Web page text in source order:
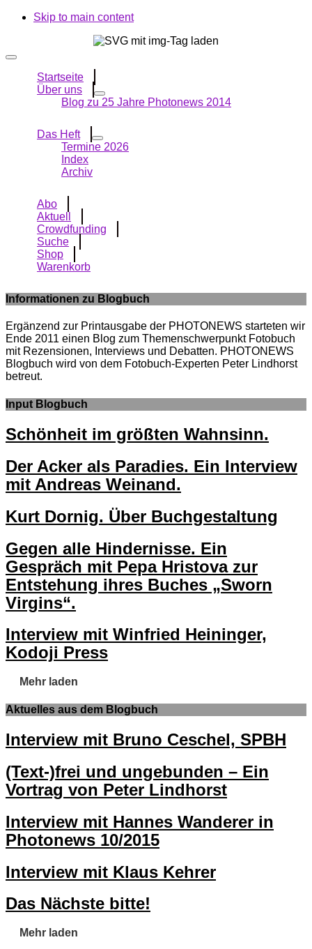
Skip to main content
Startseite
Über uns
Blog zu 25 Jahre Photonews 2014
Das Heft
Termine 2026
Index
Archiv
Abo
Aktuell
Crowdfunding
Suche
Shop
Warenkorb
Informationen zu Blogbuch
Ergänzend zur Printausgabe der PHOTONEWS starteten wir
Ende 2011 einen Blog zum Themenschwerpunkt Fotobuch
mit Rezensionen, Interviews und Debatten. PHOTONEWS
Blogbuch wird von dem Fotobuch-Experten Peter Lindhorst
betreut.
Input Blogbuch
Schönheit im größten Wahnsinn.
Der Acker als Paradies. Ein Interview
mit Andreas Weinand.
Kurt Dornig. Über Buchgestaltung
Gegen alle Hindernisse. Ein
Gespräch mit Pepa Hristova zur
Entstehung ihres Buches „Sworn
Virgins“.
Interview mit Winfried Heininger,
Kodoji Press
Mehr laden
Aktuelles aus dem Blogbuch
Interview mit Bruno Ceschel, SPBH
(Text-)frei und ungebunden – Ein
Vortrag von Peter Lindhorst
Interview mit Hannes Wanderer in
Photonews 10/2015
Interview mit Klaus Kehrer
Das Nächste bitte!
Mehr laden